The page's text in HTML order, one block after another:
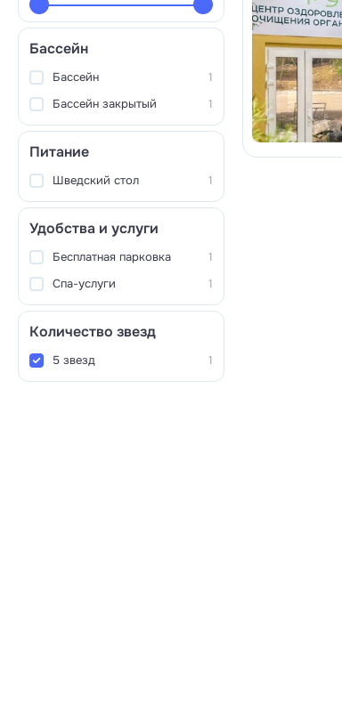
Бассейн
Бассейн
1
Бассейн закрытый
1
Питание
Шведский стол 1
Удобства и услуги
Бесплатная парковка
1
Спа-услуги
1
Количество звезд
5 звезд 1